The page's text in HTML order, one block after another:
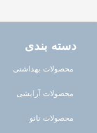
دسته بندی
محصولات بهداشتی
محصولات آرایشی
محصولات نانو